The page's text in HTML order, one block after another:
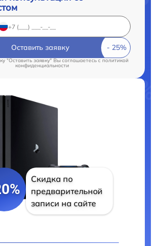
Оставить заявку
"Оставить заявку" Вы соглашаетесь cполитикой
конфиденциальности
Скидка по
предварительной
записи на сайте